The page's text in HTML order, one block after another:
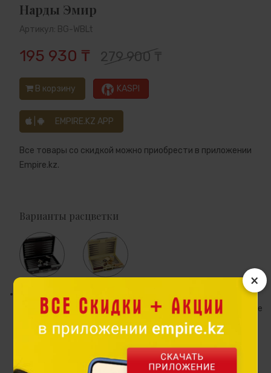
×
Нарды Эмир
Артикул: BG-WBLt
195 930 ₸ 279 900 ₸
В корзину KASPI
EMPIRE.KZ APP
Все товары со скидкой можно приобрести в приложении
Empire.kz.
Варианты расцветки
масштабно. Она может усилить стратегическое мышление
и отточить навыки ведения комбинационной борьбы.
Рассчитана на двух игроков, которым нравится
размышлять и добиваться цели в непринуждённой
атмосфере.